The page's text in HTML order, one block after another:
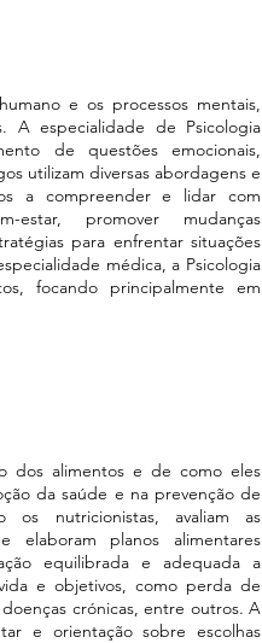
e os processos mentais,
A especialidade de Psicologia
de questões emocionais,
utilizam diversas abordagens e
a compreender e lidar com
estar, promover mudanças
para enfrentar situações
médica, a Psicologia
focando principalmente em
dos alimentos e de como eles
da saúde e na prevenção de
os nutricionistas, avaliam as
elaboram planos alimentares
equilibrada e adequada a
e objetivos, como perda de
crónicas, entre outros. A
e orientação sobre escolhas